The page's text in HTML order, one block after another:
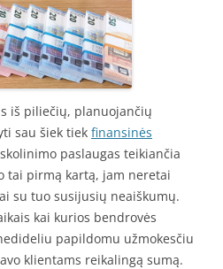
iš piliečių, planuojančių
sau šiek tiek finansinės
paslaugas teikiančia
tai pirmą kartą, jam neretai
su tuo susijusių neaiškumų.
kai kurios bendrovės
papildomu užmokesčiu
klientams reikalingą sumą.